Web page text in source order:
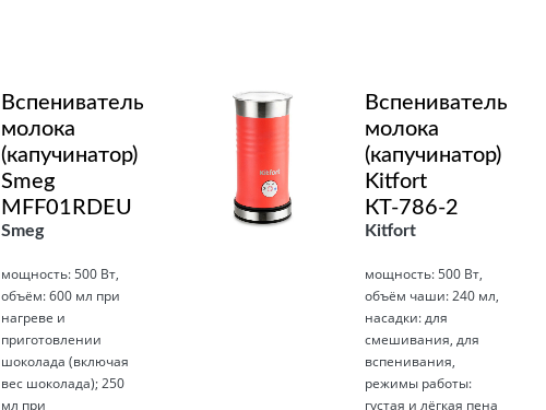
Вспениватель
молока
(капучинатор)
Smeg
MFF01RDEU
Smeg
мощность: 500 Вт,
объём: 600 мл при
нагреве и
приготовлении
шоколада (включая
вес шоколада); 250
мл при
Вспениватель
молока
(капучинатор)
Kitfort
КТ-786-2
Kitfort
мощность: 500 Вт,
объём чаши: 240 мл,
насадки: для
смешивания, для
вспенивания,
режимы работы:
густая и лёгкая пена